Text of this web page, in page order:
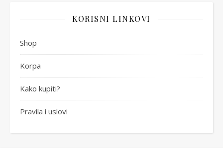
KORISNI LINKOVI
Shop
Korpa
Kako kupiti?
Pravila i uslovi